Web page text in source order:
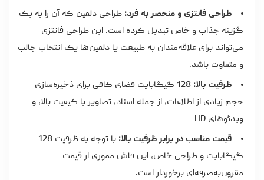
طراحی فانتزی و منحصر به فرد: طراحی دلفین که آن را به یک
گزینه جذاب و خاص تبدیل کرده است. این طراحی فانتزی
می‌تواند برای علاقه‌مندان به طبیعت یا دلفین‌ها یک انتخاب جالب
و متفاوت باشد.
ظرفیت بالا:
128 گیگابایت فضای کافی برای ذخیره‌سازی
حجم زیادی از اطلاعات، از جمله اسناد، تصاویر با کیفیت بالا، و
ویدئوهای HD
قیمت مناسب در برابر ظرفیت بالا:
با توجه به ظرفیت 128
گیگابایت و طراحی خاص، این فلش مموری از قیمت
مقرون‌به‌صرفه‌ای برخوردار است.